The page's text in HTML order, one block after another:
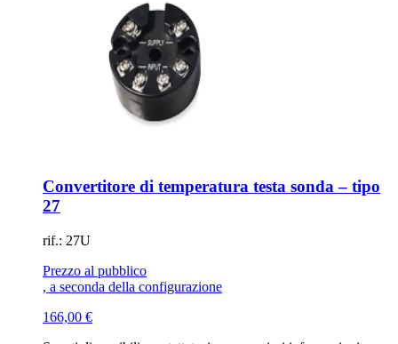
Convertitore di temperatura testa sonda – tipo
27
rif.: 27U
Prezzo al pubblico
, a seconda della configurazione
166,00 €